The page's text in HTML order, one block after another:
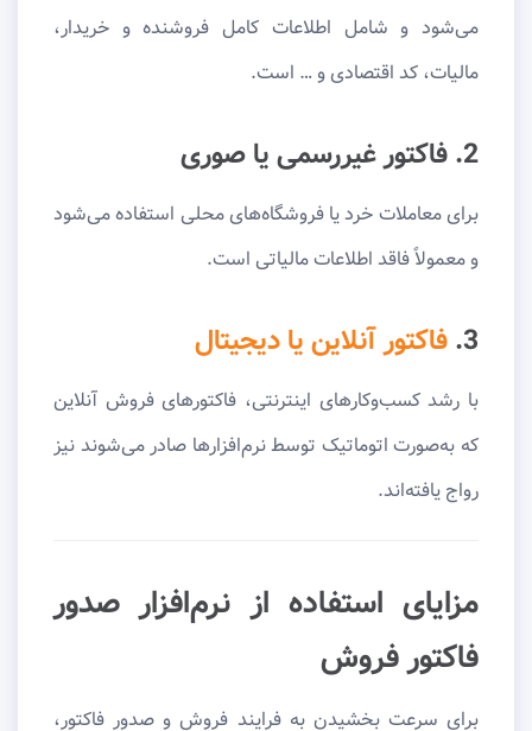
می‌شود و شامل اطلاعات کامل فروشنده و خریدار،
مالیات، کد اقتصادی و … است.
2. فاکتور غیررسمی یا صوری
برای معاملات خرد یا فروشگاه‌های محلی استفاده می‌شود
و معمولاً فاقد اطلاعات مالیاتی است.
3. فاکتور آنلاین یا دیجیتال
با رشد کسب‌وکارهای اینترنتی، فاکتورهای فروش آنلاین
که به‌صورت اتوماتیک توسط نرم‌افزارها صادر می‌شوند نیز
رواج یافته‌اند.
مزایای استفاده از نرم‌افزار صدور
فاکتور فروش
برای سرعت بخشیدن به فرایند فروش و صدور فاکتور،